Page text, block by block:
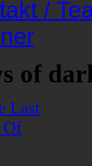
/
of